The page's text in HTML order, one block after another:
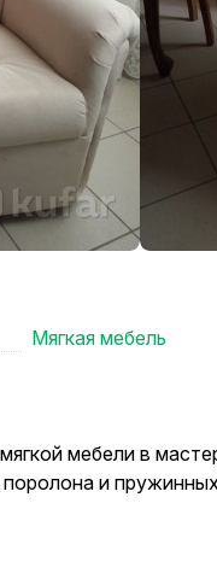
Мягкая мебель
мебели в
и